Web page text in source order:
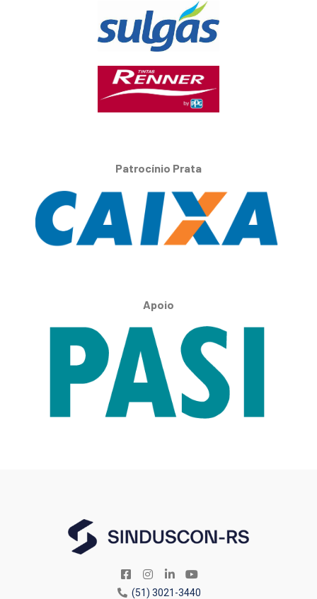
Patrocínio Prata
Apoio
(51) 3021-3440